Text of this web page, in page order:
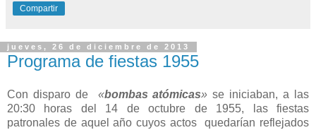
Compartir
jueves, 26 de diciembre de 2013
Programa de fiestas 1955
Con disparo de «bombas atómicas» se iniciaban, a las
20:30 horas del 14 de octubre de 1955, las fiestas
patronales de aquel año cuyos actos quedarían reflejados